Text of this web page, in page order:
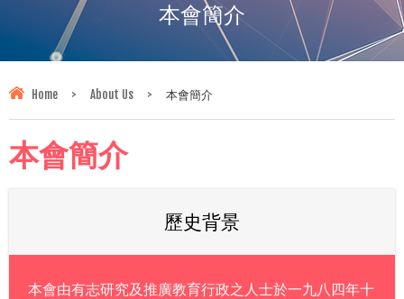
本會簡介
Home > About Us > 本會簡介
本會簡介
歷史背景
本會由有志研究及推廣教育行政之人士於一九八四年十